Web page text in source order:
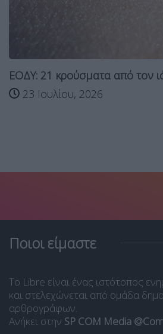
ΕΟΔΥ: 21 κρούσματα από τον
23 Ιουλίου, 2026
Ποιοι είμαστε
Το Libre είναι ένας ιστότοπος
και στελεχώνεται από ομάδα
αρθρογράφων.
Ανήκει στην SP COM Media